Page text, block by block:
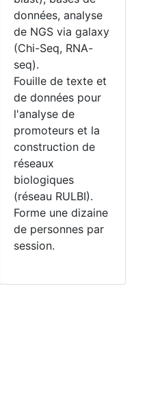
données, analyse
de NGS via galaxy
(Chi-Seq, RNA-
seq).
Fouille de texte et
de données pour
l'analyse de
promoteurs et la
construction de
réseaux
biologiques
(réseau RULBI).
Forme une dizaine
de personnes par
session.